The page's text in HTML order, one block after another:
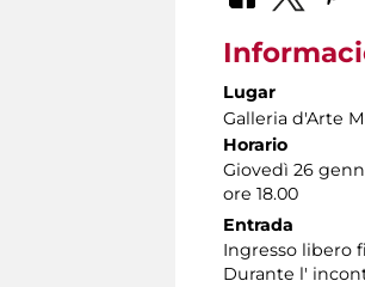
Lugar
Galleria d'Arte
Horario
Giovedì 26
ore 18.00
Entrada
Ingresso libero
Durante l'